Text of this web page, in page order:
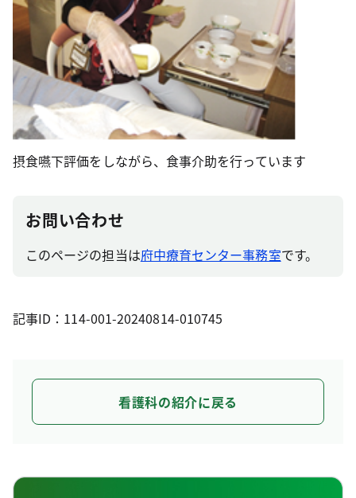
摂食嚥下評価をしながら、食事介助を行っています
お問い合わせ
このページの担当は府中療育センター事務室です。
記事ID：114-001-20240814-010745
看護科の紹介に戻る